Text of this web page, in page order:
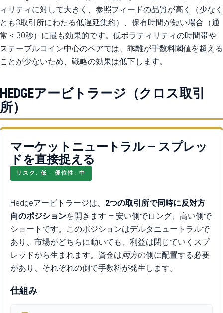
ィリティに対して大きく、参照フィードの品質が高く（少なく
とも3取引所にわたる低遅延集約）、保有時間が短い場合（通
常 < 30秒）に最も効果的です。低ボラティリティの時間帯や
ステーブルコイン中心のペアでは、乖離が手数料閾値を超える
ことが少ないため、戦略の効果は低下します。
HEDGEアービトラージ（クロス取引
所）
マーケットニュートラル — スプレッ
ドを直接捉える
リスク: 低 · 優位性: 中
Hedgeアービトラージは、 2つの取引所で同時に反対方
向のポジションを開きます — 安い側でロング、高い側で
ショートです。このポジションはデルタニュートラルで
あり、市場がどちらに動いても、利益は閉じていくスプ
レッドから生まれます。資金は両方の側に配置する必要
があり、それぞれの側で手数料が発生します。
仕組み